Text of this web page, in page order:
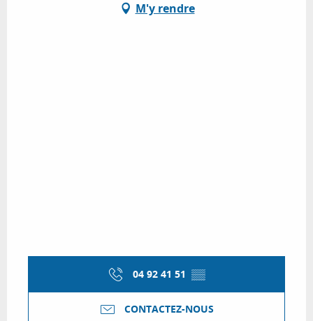
M'y rendre
04 92 41 51 ▒▒
CONTACTEZ-NOUS